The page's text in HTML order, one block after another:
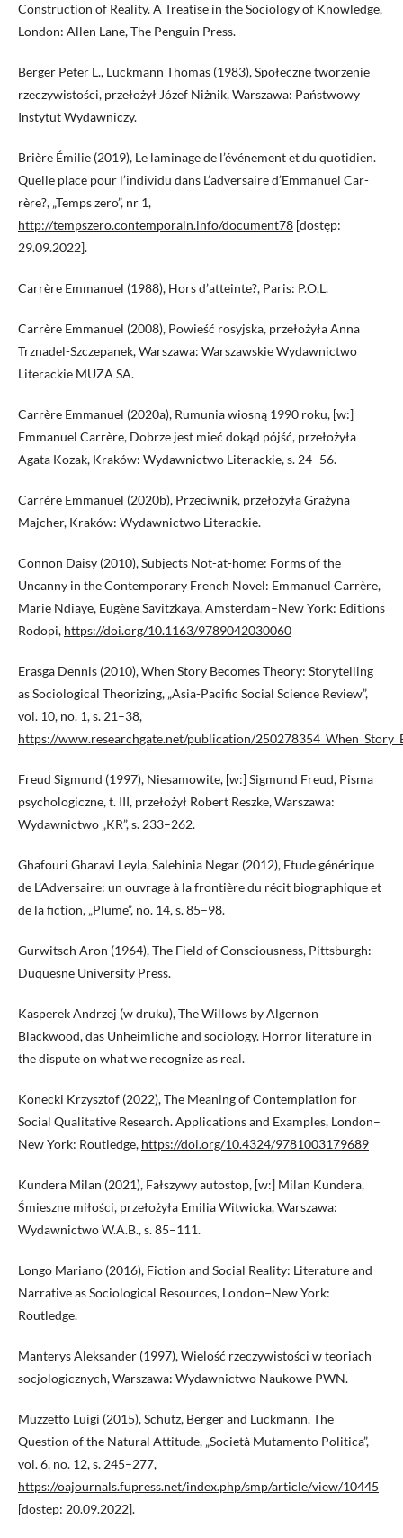
Construction of Reality. A Treatise in the Sociology of Knowledge,
London: Allen Lane, The Penguin Press.
Berger Peter L., Luckmann Thomas (1983), Społeczne tworzenie
rzeczywistości, przełożył Józef Niżnik, Warszawa: Państwowy
Instytut Wydawniczy.
Brière Émilie (2019), Le laminage de l’événement et du quotidien.
Quelle place pour l’individu dans L’adversaire d’Emmanuel Car-
rère?, „Temps zero”, nr 1,
http://tempszero.contemporain.info/document78 [dostęp:
29.09.2022].
Carrère Emmanuel (1988), Hors d’atteinte?, Paris: P.O.L.
Carrère Emmanuel (2008), Powieść rosyjska, przełożyła Anna
Trznadel-Szczepanek, Warszawa: Warszawskie Wydawnictwo
Literackie MUZA SA.
Carrère Emmanuel (2020a), Rumunia wiosną 1990 roku, [w:]
Emmanuel Carrère, Dobrze jest mieć dokąd pójść, przełożyła
Agata Kozak, Kraków: Wydawnictwo Literackie, s. 24–56.
Carrère Emmanuel (2020b), Przeciwnik, przełożyła Grażyna
Majcher, Kraków: Wydawnictwo Literackie.
Connon Daisy (2010), Subjects Not-at-home: Forms of the
Uncanny in the Contemporary French Novel: Emmanuel Carrère,
Marie Ndiaye, Eugène Savitzkaya, Amsterdam–New York: Editions
Rodopi, https://doi.org/10.1163/9789042030060
Erasga Dennis (2010), When Story Becomes Theory: Storytelling
as Sociological Theorizing, „Asia-Pacific Social Science Review”,
vol. 10, no. 1, s. 21–38,
https://www.researchgate.net/publication/
Freud Sigmund (1997), Niesamowite, [w:] Sigmund Freud, Pisma
psychologiczne, t. III, przełożył Robert Reszke, Warszawa:
Wydawnictwo „KR”, s. 233–262.
Ghafouri Gharavi Leyla, Salehinia Negar (2012), Etude générique
de L’Adversaire: un ouvrage à la frontière du récit biographique et
de la fiction, „Plume”, no. 14, s. 85–98.
Gurwitsch Aron (1964), The Field of Consciousness, Pittsburgh:
Duquesne University Press.
Kasperek Andrzej (w druku), The Willows by Algernon
Blackwood, das Unheimliche and sociology. Horror literature in
the dispute on what we recognize as real.
Konecki Krzysztof (2022), The Meaning of Contemplation for
Social Qualitative Research. Applications and Examples, London–
New York: Routledge, https://doi.org/10.4324/9781003179689
Kundera Milan (2021), Fałszywy autostop, [w:] Milan Kundera,
Śmieszne miłości, przełożyła Emilia Witwicka, Warszawa:
Wydawnictwo W.A.B., s. 85–111.
Longo Mariano (2016), Fiction and Social Reality: Literature and
Narrative as Sociological Resources, London–New York:
Routledge.
Manterys Aleksander (1997), Wielość rzeczywistości w teoriach
socjologicznych, Warszawa: Wydawnictwo Naukowe PWN.
Muzzetto Luigi (2015), Schutz, Berger and Luckmann. The
Question of the Natural Attitude, „Società Mutamento Politica”,
vol. 6, no. 12, s. 245–277,
https://oajournals.fupress.net/index.php/smp/article/view/10445
[dostęp: 20.09.2022].